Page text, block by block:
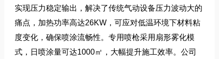
实现压力稳定输出，解决了传统气动设备压力波动大的
痛点，加热功率高达26KW，可应对低温环境下材料粘
度变化，确保喷涂流畅性。专用喷枪采用扇形雾化模
式，日喷涂量可达1000㎡，大幅提升施工效率。公司